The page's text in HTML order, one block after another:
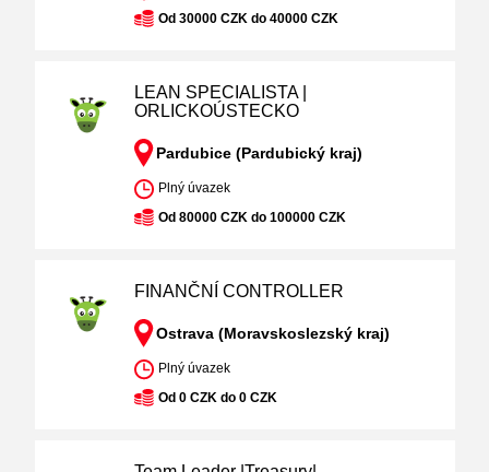
Od 30000 CZK do 40000 CZK
LEAN SPECIALISTA |
ORLICKOÚSTECKO
Pardubice (Pardubický kraj)
Plný úvazek
Od 80000 CZK do 100000 CZK
FINANČNÍ CONTROLLER
Ostrava (Moravskoslezský kraj)
Plný úvazek
Od 0 CZK do 0 CZK